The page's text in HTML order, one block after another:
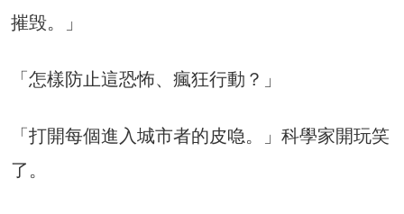
摧毁。」
「怎樣防止這恐怖、瘋狂行動？」
「打開每個進入城市者的皮喼。」科學家開玩笑
了。